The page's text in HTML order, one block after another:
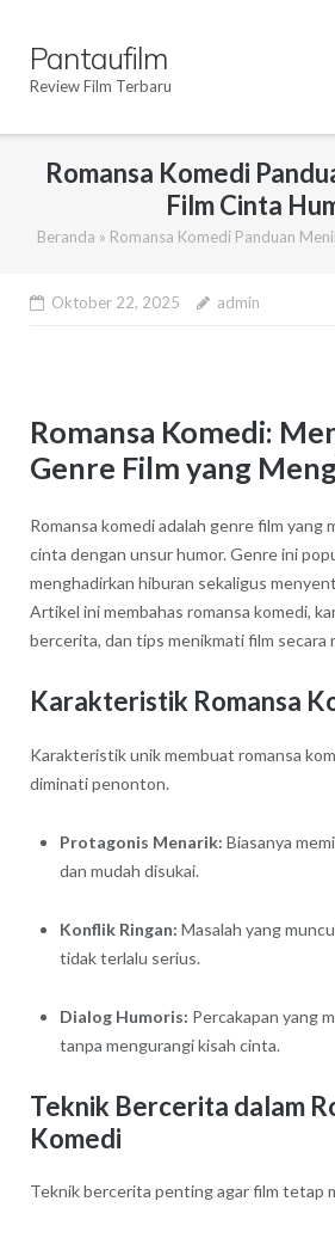
contentPantaufilm
Review Film Terbaru
Romansa Komedi
Film Cinta
Beranda » Romansa Komedi Panduan
Oktober 22, 2025 admin
Romansa Komedi:
Genre Film yang
Romansa komedi adalah genre film yang
cinta dengan unsur humor. Genre ini
menghadirkan hiburan sekaligus
Artikel ini membahas romansa komedi,
bercerita, dan tips menikmati film secara
Karakteristik Romansa
Karakteristik unik membuat romansa
diminati penonton.
Protagonis Menarik: Biasanya
dan mudah disukai.
Konflik Ringan: Masalah yang
tidak terlalu serius.
Dialog Humoris: Percakapan yang
tanpa mengurangi kisah cinta.
Teknik Bercerita dalam
Komedi
Teknik bercerita penting agar film tetap